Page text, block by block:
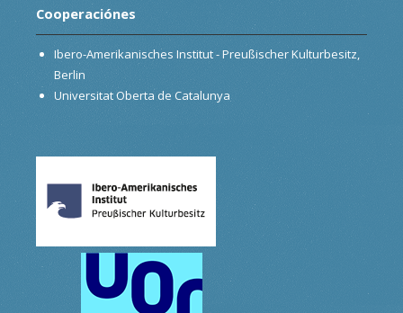
Cooperaciónes
Ibero-Amerikanisches Institut - Preußischer Kulturbesitz,
Berlin
Universitat Oberta de Catalunya